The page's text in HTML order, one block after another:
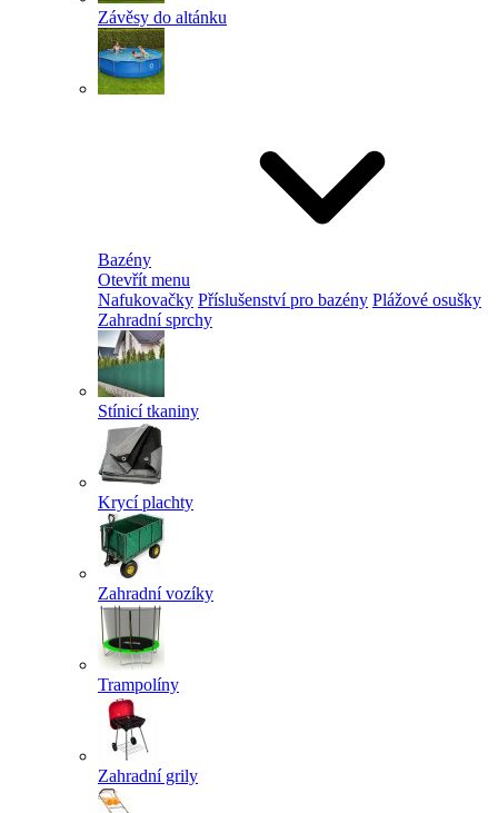
Závěsy do altánku
Bazény
Otevřít menu
Nafukovačky Příslušenství pro bazény Plážové osušky
Zahradní sprchy
Stínicí tkaniny
Krycí plachty
Zahradní vozíky
Trampolíny
Zahradní grily